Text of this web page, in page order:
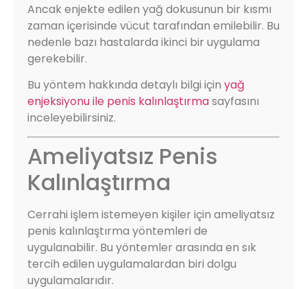
Ancak enjekte edilen yağ dokusunun bir kısmı
zaman içerisinde vücut tarafından emilebilir. Bu
nedenle bazı hastalarda ikinci bir uygulama
gerekebilir.
Bu yöntem hakkında detaylı bilgi için yağ
enjeksiyonu ile penis kalınlaştırmasayfasını
inceleyebilirsiniz.
Ameliyatsız Penis
Kalınlaştırma
Cerrahi işlem istemeyen kişiler için ameliyatsız
penis kalınlaştırma yöntemleri de
uygulanabilir. Bu yöntemler arasında en sık
tercih edilen uygulamalardan biri dolgu
uygulamalarıdır.